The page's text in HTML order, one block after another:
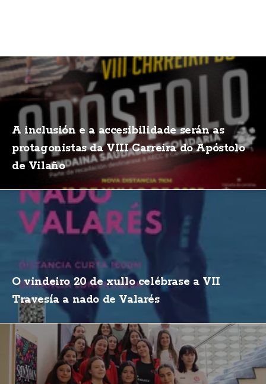
A inclusión e a accesibilidade serán as
protagonistas da VIII Carreira do Apóstolo
de Vilaño
O vindeiro 20 de xullo celébrase a VII
Travesía a nado de Valarés